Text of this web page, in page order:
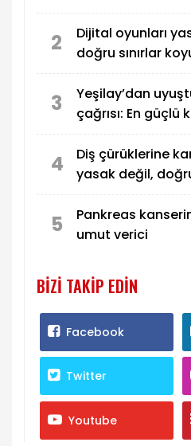
2
Dijital oyunları
doğru sınırlar
3
Yeşilay’dan
çağrısı: En güçlü
4
Diş çürüklerine
yasak değil,
5
Pankreas
umut verici
BIZI TAKIP EDIN
Facebook
Twitter
Youtube